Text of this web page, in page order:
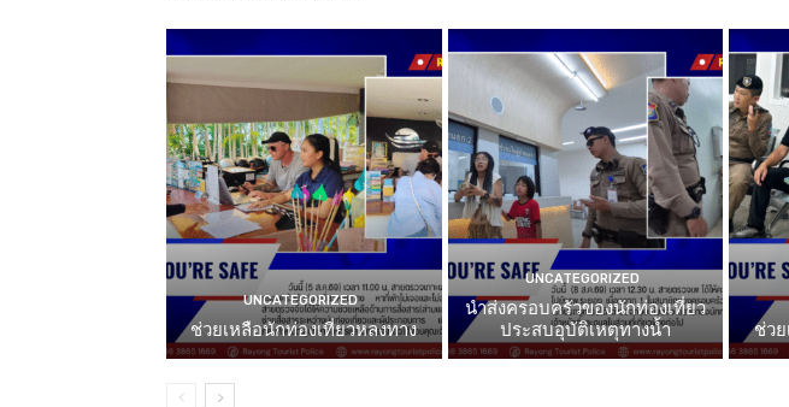
UNCATEGORIZED
ช่วยเหลือนักท่องเที่ยวหลงทาง
UNCATEGORIZED
นำส่งครอบครัวของนักท่องเที่ยว
ประสบอุบัติเหตุทางน้ำ
ช่วย